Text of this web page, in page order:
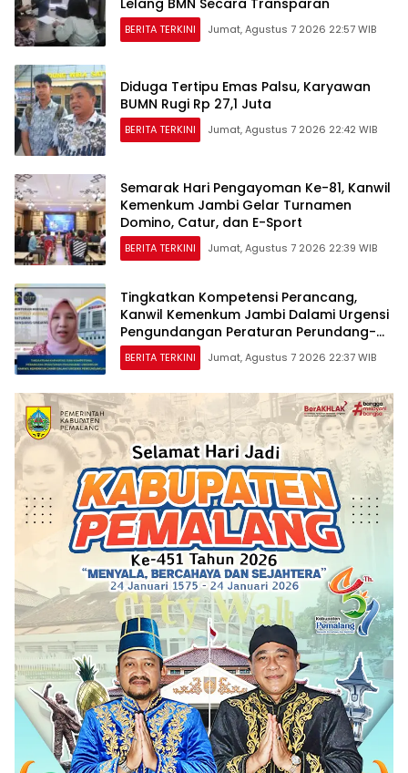
BERITA TERKINI Jumat, Agustus 7 2026 22:57 WIB
Diduga Tertipu Emas Palsu, Karyawan
BUMN Rugi Rp 27,1 Juta
BERITA TERKINI Jumat, Agustus 7 2026 22:42 WIB
Semarak Hari Pengayoman Ke-81, Kanwil
Kemenkum Jambi Gelar Turnamen
Domino, Catur, dan E-Sport
BERITA TERKINI Jumat, Agustus 7 2026 22:39 WIB
Tingkatkan Kompetensi Perancang,
Kanwil Kemenkum Jambi Dalami Urgensi
Pengundangan Peraturan Perundang-
undangan
BERITA TERKINI Jumat, Agustus 7 2026 22:37 WIB